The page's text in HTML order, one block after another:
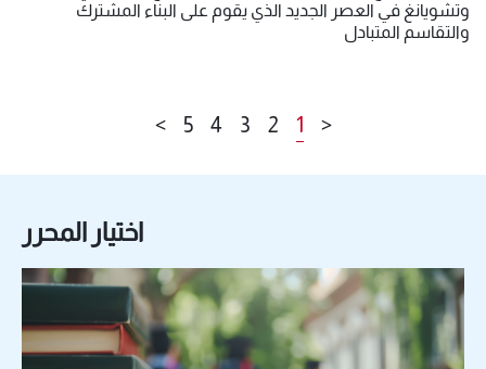
وتشويانغ في العصر الجديد الذي يقوم على البناء المشترك
والتقاسم المتبادل
<
1
2
3
4
5
>
اختيار المحرر